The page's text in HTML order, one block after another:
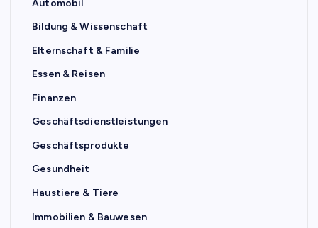
Automobil
Bildung & Wissenschaft
Elternschaft & Familie
Essen & Reisen
Finanzen
Geschäftsdienstleistungen
Geschäftsprodukte
Gesundheit
Haustiere & Tiere
Immobilien & Bauwesen